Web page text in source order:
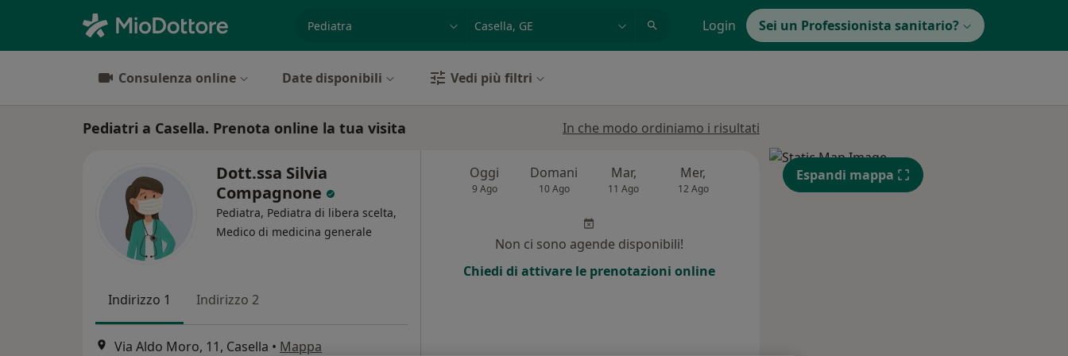
Login Sei un Professionista sanitario?
Consulenza online Date disponibili Vedi più filtri
Pediatri a Casella. Prenota online la tua visita In che modo ordiniamo i risultati
Dott.ssa Silvia
Compagnone
Pediatra, Pediatra di libera scelta,
Medico di medicina generale
Indirizzo 1 Indirizzo 2
Via Aldo Moro, 11, Casella • Mappa
Oggi
9 Ago
Domani
10 Ago
Mar,
11 Ago
Mer,
12 Ago
Ven, Sab,
15 Ago
Non ci sono agende disponibili!
Chiedi di attivare le prenotazioni online
Espandi mappa